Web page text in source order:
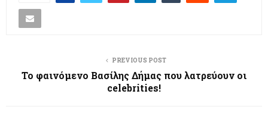
PREVIOUS POST
Το φαινόμενο Βασίλης Δήμας που λατρεύουν οι
celebrities!